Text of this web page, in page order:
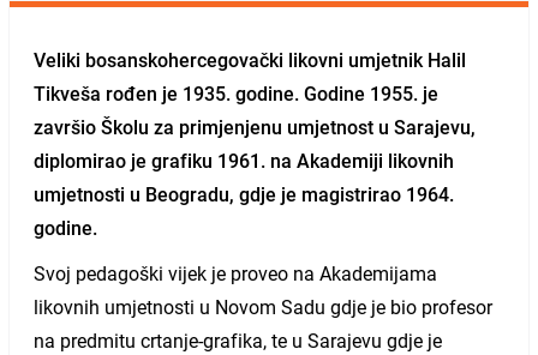
Veliki bosanskohercegovački likovni umjetnikHalil
Tikveša rođen je 1935. godine. Godine 1955. je
završio Školu za primjenjenu umjetnost u Sarajevu,
diplomirao je grafiku 1961. na Akademiji likovnih
umjetnosti u Beogradu, gdje je magistrirao 1964.
godine.
Svoj pedagoški vijek je proveo na Akademijama
likovnih umjetnosti u Novom Sadu gdje je bio profesor
na predmitu crtanje-grafika, te u Sarajevu gdje je